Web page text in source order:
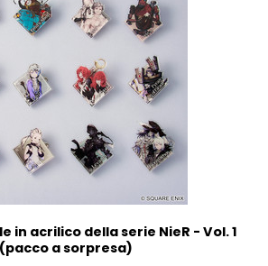
in acrilico della serie NieR - Vol. 1
(pacco a sorpresa)